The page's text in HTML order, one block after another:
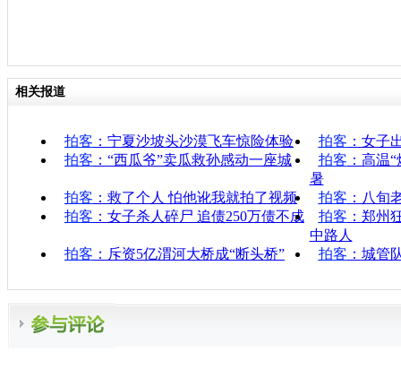
相关报道
拍客 ：宁夏沙坡头沙漠飞车惊险体验 拍客 ：女子
拍客 ：“西瓜爷”卖瓜救孙感动一座城 拍客 ：高温
暑
拍客 ：救了个人 怕他讹我就拍了视频 拍客 ：八旬
拍客 ：女子杀人碎尸 追债250万债不成 拍客 ：郑州
中路人
拍客 ：斥资5亿渭河大桥成“断头桥” 拍客 ：城管